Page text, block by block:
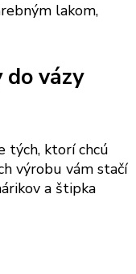
lakom,
do vázy
tých, ktorí chcú
výrobu vám stačí
a štipka